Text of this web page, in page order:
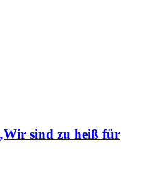
sind zu heiß für